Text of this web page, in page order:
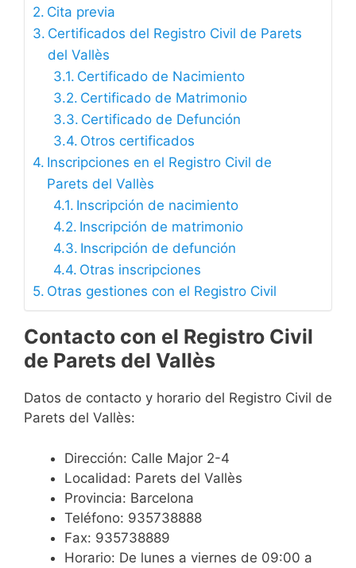
Cita previa
Certificados del Registro Civil de Parets
del Vallès
Certificado de Nacimiento
Certificado de Matrimonio
Certificado de Defunción
Otros certificados
Inscripciones en el Registro Civil de
Parets del Vallès
Inscripción de nacimiento
Inscripción de matrimonio
Inscripción de defunción
Otras inscripciones
Otras gestiones con el Registro Civil
Contacto con el Registro Civil
de Parets del Vallès
Datos de contacto y horario del Registro Civil de
Parets del Vallès:
Dirección: Calle Major 2-4
Localidad: Parets del Vallès
Provincia: Barcelona
Teléfono: 935738888
Fax: 935738889
Horario: De lunes a viernes de 09:00 a